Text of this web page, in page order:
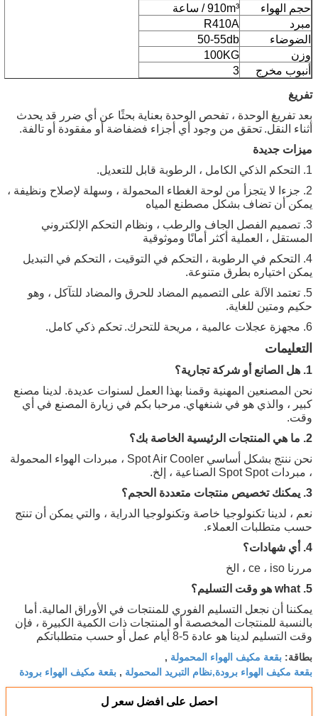
حجم الهواء
910m³ / ساعة
مبرد
R410A
الضوضاء
50-55db
وزن
100KG
أنبوب مخرج
3
تفريغ
بعد تفريغ الوحدة ، تفحص الوحدة بعناية بحثًا عن أي ضرر قد يحدث
أثناء النقل. تحقق من وجود أي أجزاء فضفاضة أو مفقودة أو تالفة.
ميزات جديدة
1. التحكم الذكي الكامل ، الرطوبة قابل للتعديل.
2. جزءا لا يتجزأ من لوحة الغطاء المحمولة ، وسهلة لإصلاح ونظيفة ،
يمكن أن تضاف بشكل مصطنع المياه
3. تصميم الفصل الجاف والرطب ، ونظام التحكم الإلكتروني
المستقل ، العملية أكثر أمانًا وموثوقية
4. التحكم في الرطوبة ، التحكم في التوقيت ، التحكم في التبديل
يمكن اختياره بطرق متنوعة.
5. تعتمد الآلة على التصميم المضاد للحرق والمضاد للتآكل ، وهو
حكيم ومتين للغاية.
6. مجهزة عجلات عالمية ، مريحة للتحرك.
تحكم ذكي كامل.
التعليمات
1. هل الصانع أو شركة تجارية؟
نحن المصنعين المهنية وقمنا بهذا العمل لسنوات عديدة. لدينا مصنع
كبير ، والذي هو في شنغهاي. مرحبا بكم في زيارة المصنع في أي
وقت.
2. ما هي المنتجات الرئيسية الخاصة بك؟
نحن ننتج بشكل أساسي Spot Air Cooler ، مبردات الهواء المحمولة
، مبردات Spot Spot الصناعية ، إلخ.
3. يمكنك تخصيص منتجات متعددة الحجم؟
نعم ، لدينا تكنولوجيا خاصة وتكنولوجيا الدراية ، والتي يمكن أن تنتج
حسب متطلبات العملاء.
4. أي شهادات؟
مررنا ce ، iso ، الخ
5. what هو وقت التسليم؟
يمكننا أن نجعل التسليم الفوري للمنتجات في الأوراق المالية. أما
بالنسبة للمنتجات المخصصة أو المنتجات ذات الكمية الكبيرة ، فإن
وقت التسليم لدينا هو عادة 5-8 أيام عمل أو حسب متطلباتكم
بطاقة: بقعة مكيف الهواء المحمولة ,
بقعة مكيف الهواء برودة,نظام التبريد المحمولة , بقعة مكيف الهواء برودة
احصل على افضل سعر ل